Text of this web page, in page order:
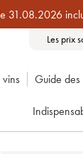
31.08.2026
Les prix
Guide des